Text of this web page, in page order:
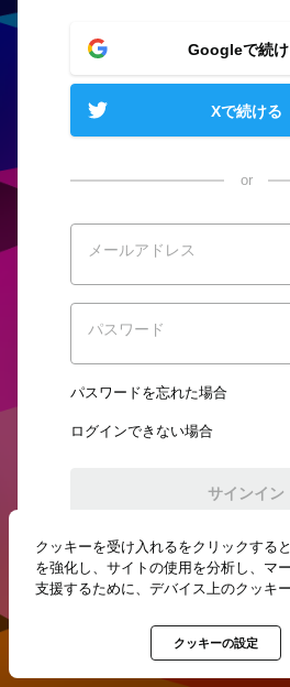
Googleで続
Xで続ける
or
メールアドレス
パスワード
パスワードを忘れた場合
ログインできない場合
サインイン
初めてご利用ですか
クッキーを受け入れるをクリックする
を強化し、サイトの使用を分析し、マ
支援するために、デバイス上のクッキ
クッキーの設定